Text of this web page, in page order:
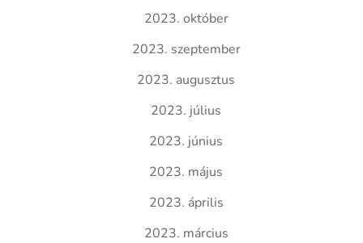
2023. október
2023. szeptember
2023. augusztus
2023. július
2023. június
2023. május
2023. április
2023. március